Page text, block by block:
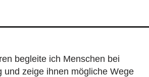
begleite ich Menschen bei
und zeige ihnen mögliche Wege